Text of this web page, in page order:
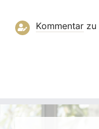
Kommentarzu